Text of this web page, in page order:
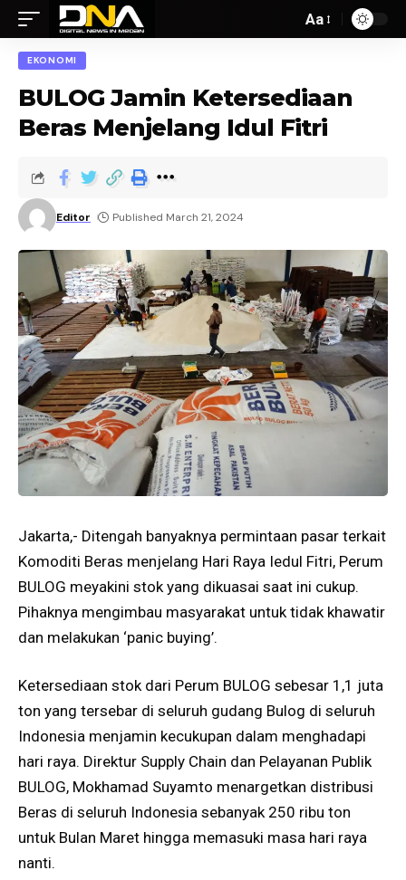
Aa
EKONOMI
BULOG Jamin Ketersediaan
Beras Menjelang Idul Fitri
Editor Published March 21, 2024
Jakarta,- Ditengah banyaknya permintaan pasar terkait
Komoditi Beras menjelang Hari Raya Iedul Fitri, Perum
BULOG meyakini stok yang dikuasai saat ini cukup.
Pihaknya mengimbau masyarakat untuk tidak khawatir
dan melakukan ‘panic buying’.
Ketersediaan stok dari Perum BULOG sebesar 1,1 juta
ton yang tersebar di seluruh gudang Bulog di seluruh
Indonesia menjamin kecukupan dalam menghadapi
hari raya. Direktur Supply Chain dan Pelayanan Publik
BULOG, Mokhamad Suyamto menargetkan distribusi
Beras di seluruh Indonesia sebanyak 250 ribu ton
untuk Bulan Maret hingga memasuki masa hari raya
nanti.